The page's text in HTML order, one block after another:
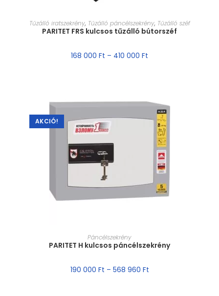
MÉRET VÁLASZTÁSA
Tűzálló iratszekrény, Tűzálló páncélszekrény, Tűzálló széf
PARITET FRS kulcsos tűzálló bútorszéf
168 000 Ft – 410 000 Ft
AKCIÓ!
MÉRET VÁLASZTÁSA
Páncélszekrény
PARITET H kulcsos páncélszekrény
190 000 Ft – 568 960 Ft